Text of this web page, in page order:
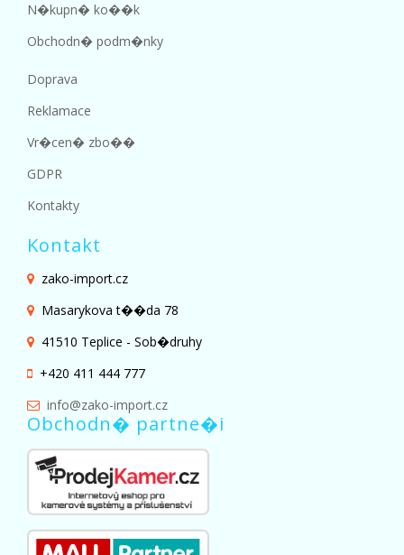
N�kupn� ko��k
Obchodn� podm�nky
Doprava
Reklamace
Vr�cen� zbo��
GDPR
Kontakty
Kontakt
zako-import.cz
Masarykova t��da 78
41510 Teplice - Sob�druhy
+420 411 444 777
info@zako-import.cz
Obchodn� partne�i